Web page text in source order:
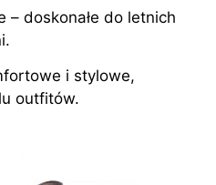
– doskonałe do letnich
i stylowe,
outfitów.